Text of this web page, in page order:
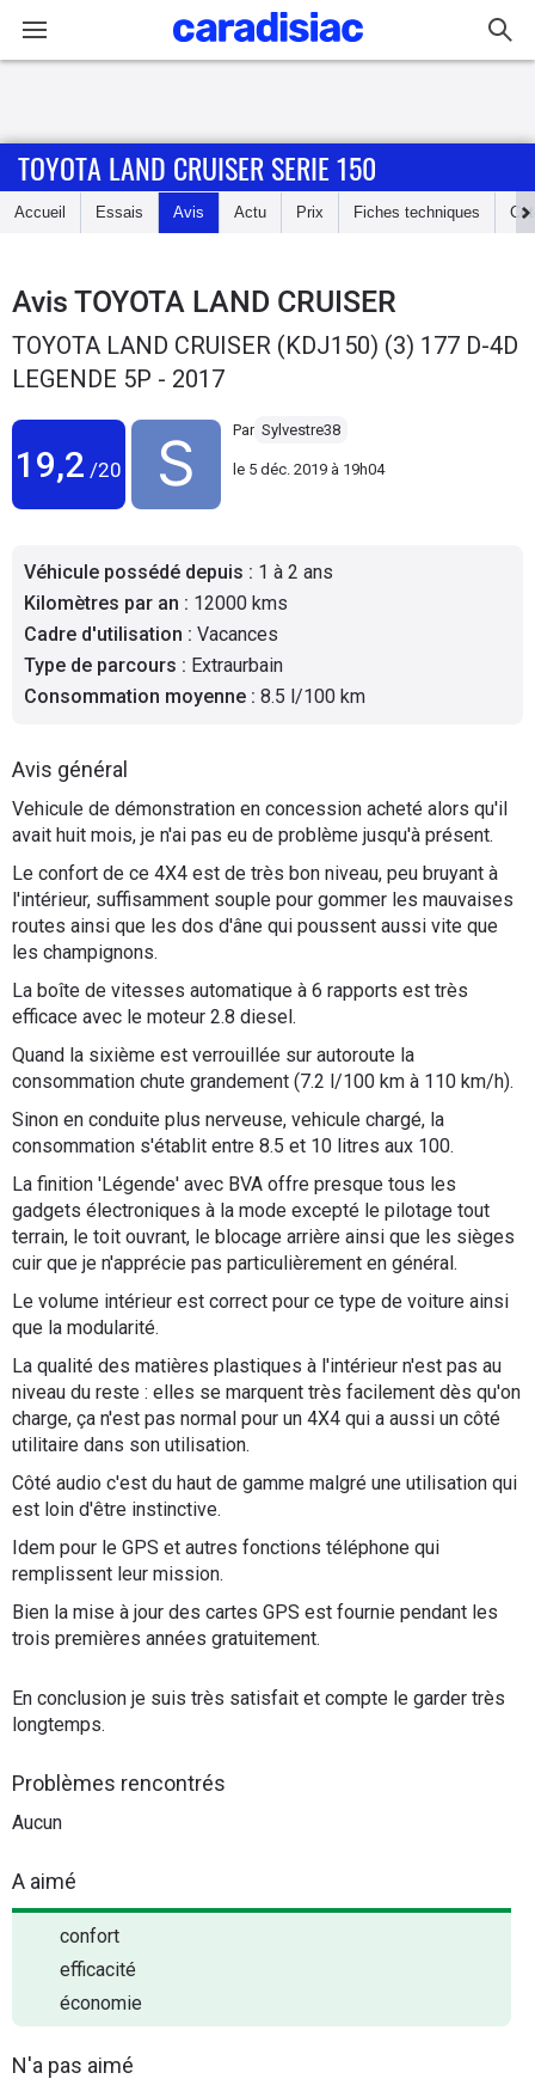
Accueil
Essais
Guide
d'achat
Utilitaires
Flottes
Auto
Services
Moto
Marques
TOYOTA LAND CRUISER SERIE 150
Accueil Essais Avis Actu Prix Fiches techniques
Avis TOYOTA LAND CRUISER
TOYOTA LAND CRUISER (KDJ150) (3) 177 D-4D
LEGENDE 5P - 2017
19,2 /20
Par Sylvestre38
le 5 déc. 2019 à 19h04
Véhicule possédé depuis : 1 à 2 ans
Kilomètres par an : 12000 kms
Cadre d'utilisation : Vacances
Type de parcours : Extraurbain
Consommation moyenne : 8.5 l/100 km
Avis général
Vehicule de démonstration en concession acheté alors qu'il
avait huit mois, je n'ai pas eu de problème jusqu'à présent.
Le confort de ce 4X4 est de très bon niveau, peu bruyant à
l'intérieur, suffisamment souple pour gommer les mauvaises
routes ainsi que les dos d'âne qui poussent aussi vite que
les champignons.
La boîte de vitesses automatique à 6 rapports est très
efficace avec le moteur 2.8 diesel.
Quand la sixième est verrouillée sur autoroute la
consommation chute grandement (7.2 l/100 km à 110 km/h).
Sinon en conduite plus nerveuse, vehicule chargé, la
consommation s'établit entre 8.5 et 10 litres aux 100.
La finition 'Légende' avec BVA offre presque tous les
gadgets électroniques à la mode excepté le pilotage tout
terrain, le toit ouvrant, le blocage arrière ainsi que les sièges
cuir que je n'apprécie pas particulièrement en général.
Le volume intérieur est correct pour ce type de voiture ainsi
que la modularité.
La qualité des matières plastiques à l'intérieur n'est pas au
niveau du reste : elles se marquent très facilement dès qu'on
charge, ça n'est pas normal pour un 4X4 qui a aussi un côté
utilitaire dans son utilisation.
Côté audio c'est du haut de gamme malgré une utilisation qui
est loin d'être instinctive.
Idem pour le GPS et autres fonctions téléphone qui
remplissent leur mission.
Bien la mise à jour des cartes GPS est fournie pendant les
trois premières années gratuitement.
En conclusion je suis très satisfait et compte le garder très
longtemps.
Problèmes rencontrés
Aucun
A aimé
confort
efficacité
économie
N'a pas aimé